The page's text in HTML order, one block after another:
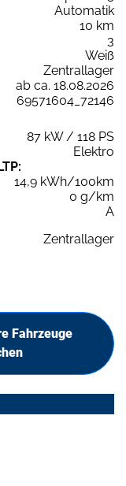
Automatik
10 km
3
Weiß
Zentrallager
ab ca. 18.08.2026
69571604_72146
87 kW / 118 PS
Elektro
14,9 kWh/100km
0 g/km
A
Zentrallager
Fahrzeuge